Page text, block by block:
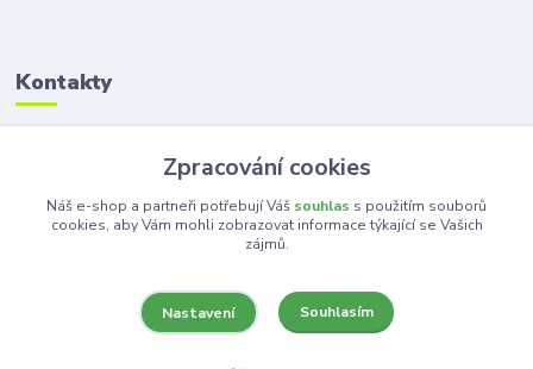
Kontakty
Zákaznická podpora
+420 603 100 966
(Po-Pá, 8-16 hod.)
Zpracování cookies
Náš e-shop a partneři potřebují Váš souhlas s použitím souborů
cookies, aby Vám mohli zobrazovat informace týkající se Vašich
zájmů.
Nastavení Souhlasím